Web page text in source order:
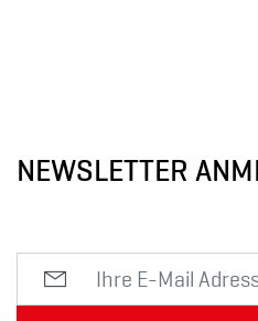
NEWSLETTER